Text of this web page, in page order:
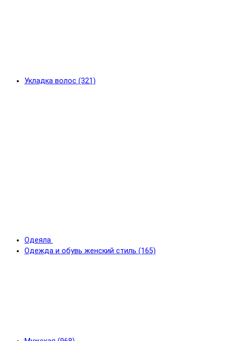
Укладка волос (321)
Одеяла
Одежда и обувь женский стиль (165)